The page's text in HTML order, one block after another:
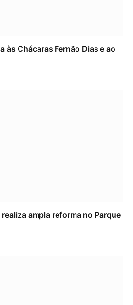
às Chácaras Fernão Dias e ao
ampla reforma no Parque